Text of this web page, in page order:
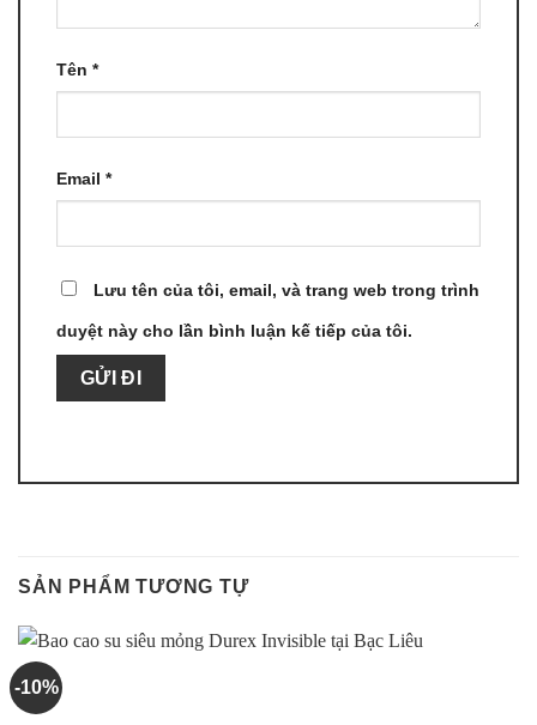
Tên *
Email *
Lưu tên của tôi, email, và trang web trong trình
duyệt này cho lần bình luận kế tiếp của tôi.
SẢN PHẨM TƯƠNG TỰ
-10%